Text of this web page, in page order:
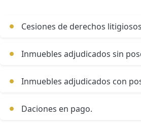
Cesiones de derechos
Inmuebles adjudicados sin
Inmuebles adjudicados con
Daciones en pago.